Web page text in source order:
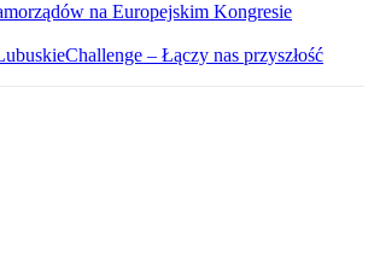
na Europejskim Kongresie
– Łączy nas przyszłość